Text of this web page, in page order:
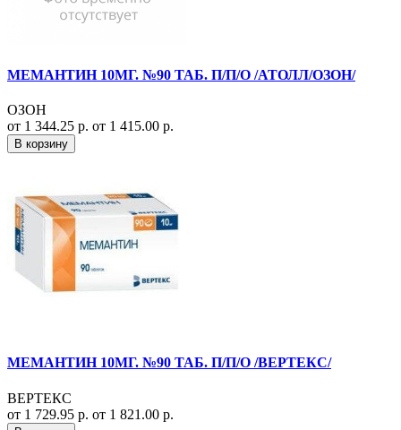
МЕМАНТИН 10МГ. №90 ТАБ. П/П/О /АТОЛЛ/ОЗОН/
ОЗОН
от 1 344.25 р. от 1 415.00 р.
В корзину
МЕМАНТИН 10МГ. №90 ТАБ. П/П/О /ВЕРТЕКС/
ВЕРТЕКС
от 1 729.95 р. от 1 821.00 р.